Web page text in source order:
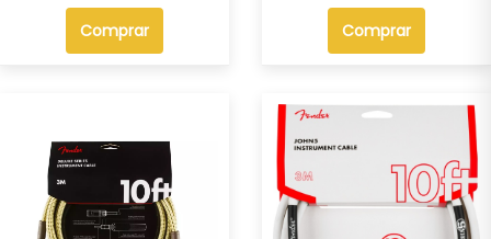
Comprar Comprar